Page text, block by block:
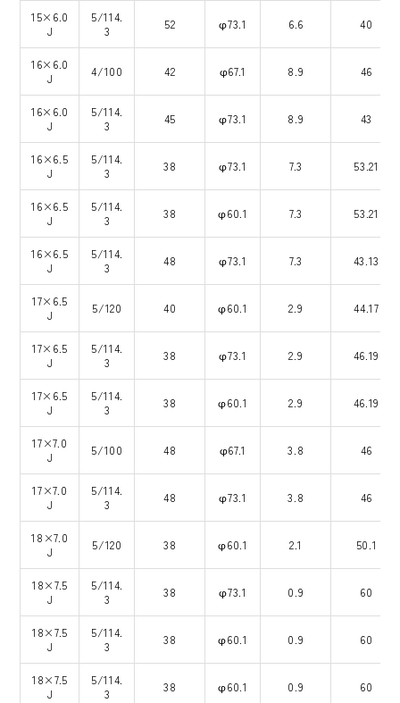
15×6.0
J
5/114.
3
52 φ73.1 6.6 40
16×6.0
J
4/100 42 φ67.1 8.9 46
16×6.0
J
5/114.
3
45 φ73.1 8.9 43
16×6.5
J
5/114.
3
38 φ73.1 7.3 53.21
16×6.5
J
5/114.
3
38 φ60.1 7.3 53.21
16×6.5
J
5/114.
3
48 φ73.1 7.3 43.13
17×6.5
J
5/120 40 φ60.1 2.9 44.17
17×6.5
J
5/114.
3
38 φ73.1 2.9 46.19
17×6.5
J
5/114.
3
38 φ60.1 2.9 46.19
17×7.0
J
5/100 48 φ67.1 3.8 46
17×7.0
J
5/114.
3
48 φ73.1 3.8 46
18×7.0
J
5/120 38 φ60.1 2.1 50.1
18×7.5
J
5/114.
3
38 φ73.1 0.9 60
18×7.5
J
5/114.
3
38 φ60.1 0.9 60
18×7.5
J
5/114.
3
38 φ60.1 0.9 60